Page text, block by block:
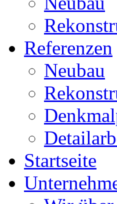
Referenzen
Neubau
Startseite